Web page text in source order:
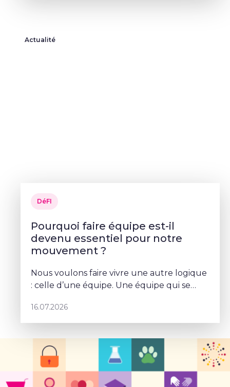
Actualité
DéFI
Pourquoi faire équipe est-il
devenu essentiel pour notre
mouvement ?
Nous voulons faire vivre une autre logique
: celle d’une équipe. Une équipe qui se
projet commun – Sophie Rohonyi
16.07.2026